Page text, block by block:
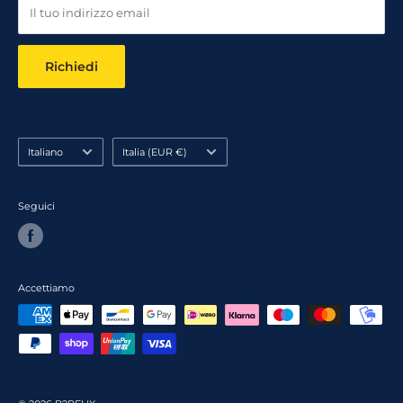
Il tuo indirizzo email
Richiedi
Lingua
Italiano Paese
Italia (EUR €)
Seguici
Accettiamo